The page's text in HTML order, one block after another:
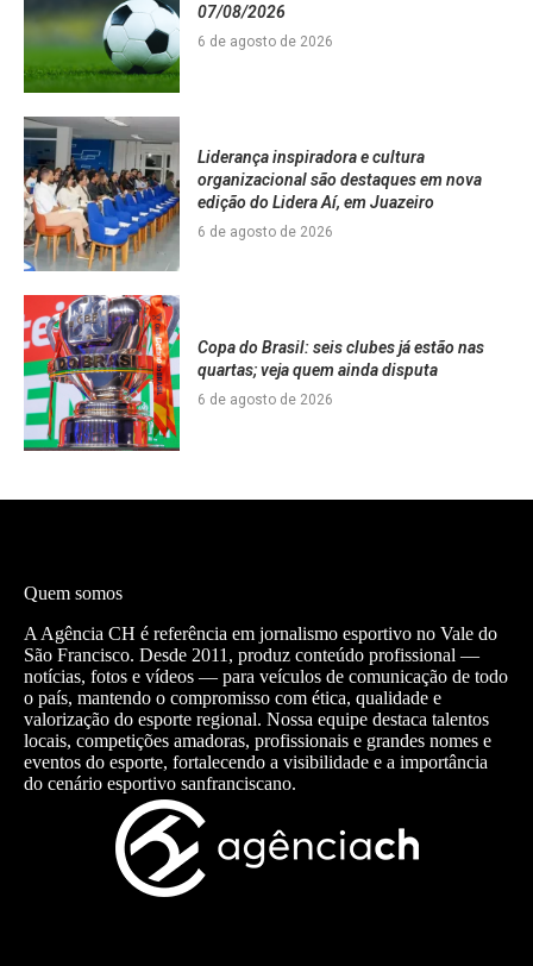
07/08/2026
6 de agosto de 2026
Liderança inspiradora e cultura
organizacional são destaques em nova
edição do Lidera Aí, em Juazeiro
6 de agosto de 2026
Copa do Brasil: seis clubes já estão nas
quartas; veja quem ainda disputa
6 de agosto de 2026
Quem somos
A Agência CH é referência em jornalismo esportivo no Vale do
São Francisco. Desde 2011, produz conteúdo profissional —
notícias, fotos e vídeos — para veículos de comunicação de todo
o país, mantendo o compromisso com ética, qualidade e
valorização do esporte regional. Nossa equipe destaca talentos
locais, competições amadoras, profissionais e grandes nomes e
eventos do esporte, fortalecendo a visibilidade e a importância
do cenário esportivo sanfranciscano.